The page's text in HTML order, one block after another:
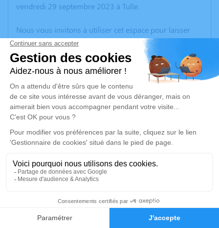
Faire-part Hommages
vendredi 29 septembre 2023 à Tulle.
Nous vous invitons à utiliser cet espace pour laisser
vos condoléances, partager des photos souvenirs, une
anecdote ou exprimer vos pensées à travers des
poèmes ou des textes. Cet endroit est un lieu
d'expression dédié à honorer la mémoire de Paulette
CHATAUR.
Un service de plantation d’arbre hommage est
disponible ici.
Je rends hommage
Cérémonie religieuse
Église Saint-Pierre de Champagnac-la-Prune
19320 Champagnac-la-Prune